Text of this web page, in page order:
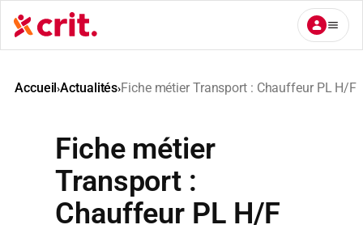
Aller
au
contenu
Accueil›Actualités›Fiche métier Transport : Chauffeur PL H/F
Fiche métier
Transport :
Chauffeur PL H/F